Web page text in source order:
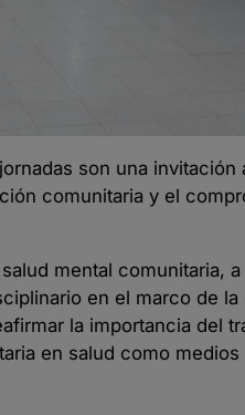
son una
comunitaria y el
mental comunitaria,
en el marco de la
la importancia del
en salud como medios